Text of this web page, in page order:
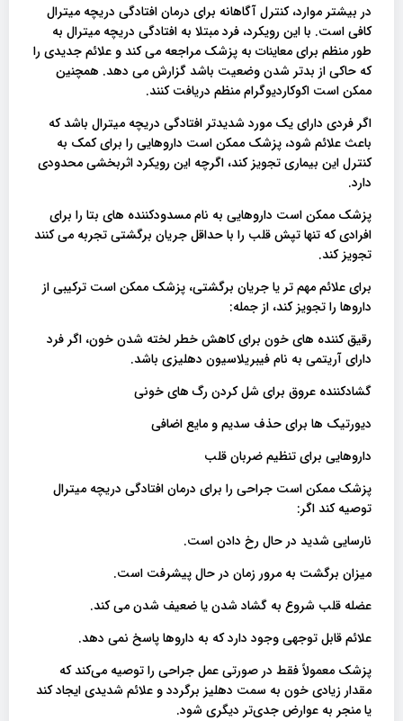
در بیشتر موارد، کنترل آگاهانه برای درمان افتادگی دریچه میترال
کافی است. با این رویکرد، فرد مبتلا به افتادگی دریچه میترال به
طور منظم برای معاینات به پزشک مراجعه می کند و علائم جدیدی را
که حاکی از بدتر شدن وضعیت باشد گزارش می دهد. همچنین
ممکن است اکوکاردیوگرام منظم دریافت کنند.
اگر فردی دارای یک مورد شدیدتر افتادگی دریچه میترال باشد که
باعث علائم شود، پزشک ممکن است داروهایی را برای کمک به
کنترل این بیماری تجویز کند، اگرچه این رویکرد اثربخشی محدودی
دارد.
پزشک ممکن است داروهایی به نام مسدودکننده های بتا را برای
افرادی که تنها تپش قلب را با حداقل جریان برگشتی تجربه می کنند
تجویز کند.
برای علائم مهم تر یا جریان برگشتی، پزشک ممکن است ترکیبی از
داروها را تجویز کند، از جمله:
رقیق کننده های خون برای کاهش خطر لخته شدن خون، اگر فرد
دارای آریتمی به نام فیبریلاسیون دهلیزی باشد.
گشادکننده عروق برای شل کردن رگ های خونی
دیورتیک ها برای حذف سدیم و مایع اضافی
داروهایی برای تنظیم ضربان قلب
پزشک ممکن است جراحی را برای درمان افتادگی دریچه میترال
توصیه کند اگر:
نارسایی شدید در حال رخ دادن است.
میزان برگشت به مرور زمان در حال پیشرفت است.
عضله قلب شروع به گشاد شدن یا ضعیف شدن می کند.
علائم قابل توجهی وجود دارد که به داروها پاسخ نمی دهد.
پزشک معمولاً فقط در صورتی عمل جراحی را توصیه می‌کند که
مقدار زیادی خون به سمت دهلیز برگردد و علائم شدیدی ایجاد کند
یا منجر به عوارض جدی‌تر دیگری شود.